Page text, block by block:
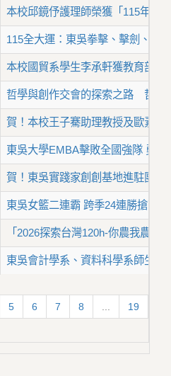
本校邱鏡伃護理師榮獲「115年度
115全大運：東吳拳擊、擊劍、跆
本校國貿系學生李承軒獲教育部「
哲學與創作交會的探索之路 哲學
賀！本校王子騫助理教授及歐素
東吳大學EMBA擊敗全國強隊 勇奪
賀！東吳實踐家創創基地進駐團隊
東吳女籃二連霸 跨季24連勝搶下
「2026探索台灣120h-你農我農
東吳會計學系、資料科學系師生
5 6 7 8 19